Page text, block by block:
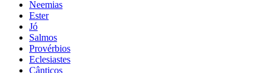
Neemias
Ester
Jó
Salmos
Provérbios
Eclesiastes
Cânticos